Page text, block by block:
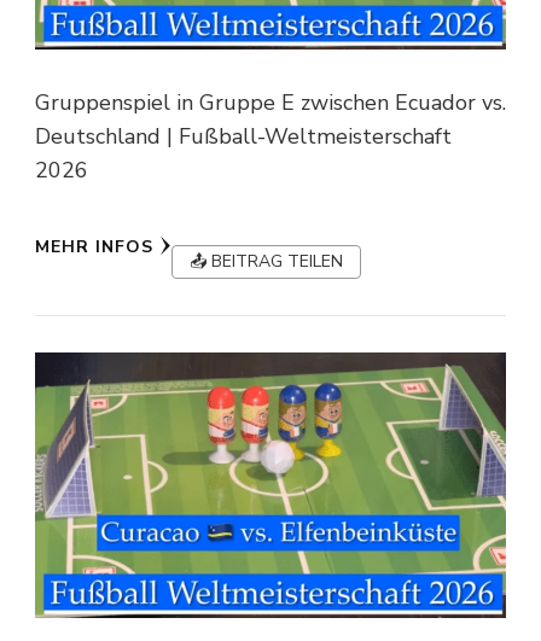
Gruppenspiel in Gruppe E zwischen Ecuador vs.
Deutschland | Fußball-Weltmeisterschaft
2026
MEHR INFOS
📤 BEITRAG TEILEN